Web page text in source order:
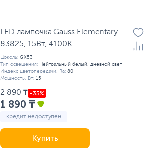
LED лампочка Gauss Elementary
83825, 15Вт, 4100K
Цоколь: GX53
Тип освещения: Нейтральный белый, дневной свет
Индекс цветопередачи, Ra: 80
Мощность, Вт: 15
2 890 ₸
1 890 ₸
кредит недоступен
Купить